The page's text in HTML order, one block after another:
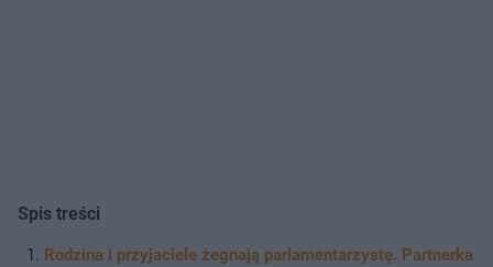
Spis treści
Rodzina i przyjaciele żegnają parlamentarzystę. Partnerka